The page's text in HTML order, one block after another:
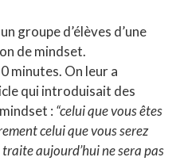
groupe d’élèves d’une
de mindset.
minutes. On leur a
qui introduisait des
: “celui que vous êtes
celui que vous serez
aujourd’hui ne sera pas